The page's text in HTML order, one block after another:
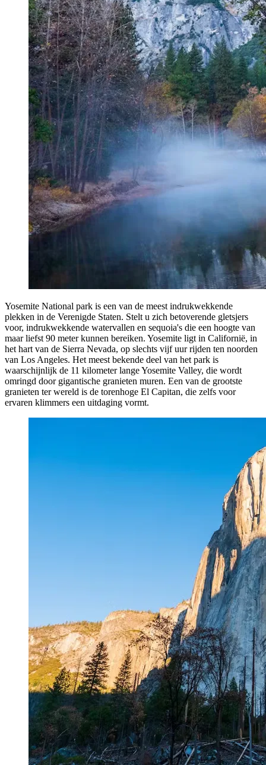
Yosemite National park is een van de meest indrukwekkende
plekken in de Verenigde Staten. Stelt u zich betoverende gletsjers
voor, indrukwekkende watervallen en sequoia's die een hoogte van
maar liefst 90 meter kunnen bereiken. Yosemite ligt in Californië, in
het hart van de Sierra Nevada, op slechts vijf uur rijden ten noorden
van Los Angeles. Het meest bekende deel van het park is
waarschijnlijk de 11 kilometer lange Yosemite Valley, die wordt
omringd door gigantische granieten muren. Een van de grootste
granieten ter wereld is de torenhoge El Capitan, die zelfs voor
ervaren klimmers een uitdaging vormt.